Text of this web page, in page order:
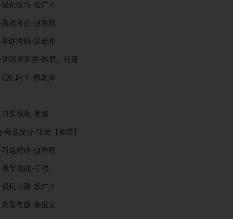
化技巧-缴广才
高频考点-赵春晓
讲冲刺-张老师
练营面授-陈晨、何莲
忆闪卡-郁老师
习题强化-李娜
母题提分-张君【推荐】
习题精讲-赵春晓
章节题战-王强
化习题-缴广才
型考题-朱俊文